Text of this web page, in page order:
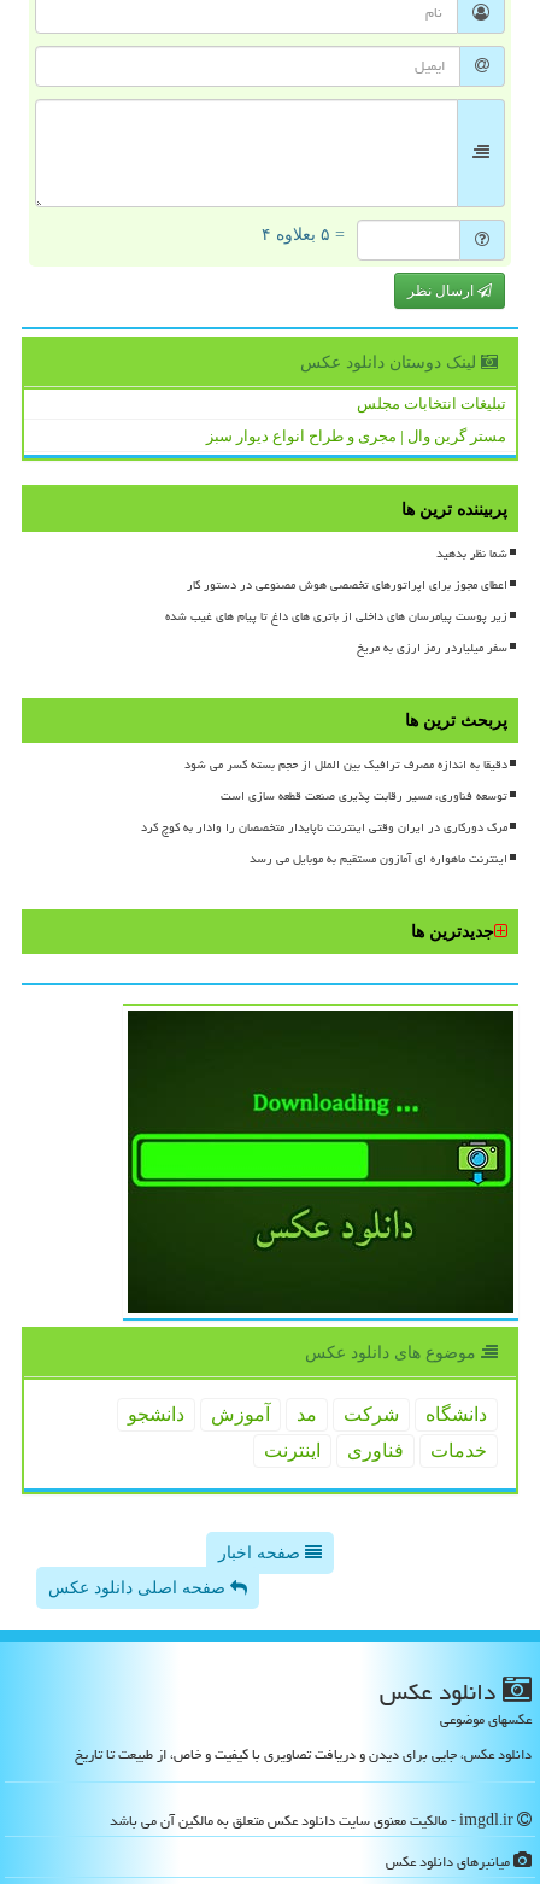
= ۵ بعلاوه ۴
ارسال نظر
لینک دوستان دانلود عكس
تبلیغات انتخابات مجلس
مستر گرین وال | مجری و طراح انواع دیوار سبز
پربیننده ترین ها
شما نظر بدهید
اعطای مجوز برای اپراتورهای تخصصی هوش مصنوعی در دستور کار
زیر پوست پیامرسان های داخلی از باتری های داغ تا پیام های غیب شده
سفر میلیاردر رمز ارزی به مریخ
پربحث ترین ها
دقیقا به اندازه مصرف ترافیک بین الملل از حجم بسته کسر می شود
توسعه فناوری، مسیر رقابت پذیری صنعت قطعه سازی است
مرگ دورکاری در ایران وقتی اینترنت ناپایدار متخصصان را وادار به کوچ کرد
اینترنت ماهواره ای آمازون مستقیم به موبایل می رسد
جدیدترین ها
موضوع های دانلود عكس
دانشگاه شركت مد آموزش
دانشجو
خدمات
فناوری اینترنت
صفحه اخبار
صفحه اصلی دانلود عکس
دانلود عكس
عکسهای موضوعی
دانلود عکس، جایی برای دیدن و دریافت تصاویری با کیفیت و خاص، از طبیعت تا تاریخ
میانبرهای دانلود عكس